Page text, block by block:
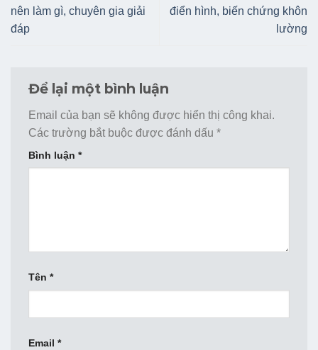
nên làm gì, chuyên gia giải
đáp
điển hình, biến chứng khôn
lường
Để lại một bình luận
Email của bạn sẽ không được hiển thị công khai.
Các trường bắt buộc được đánh dấu *
Bình luận *
Tên *
Email *